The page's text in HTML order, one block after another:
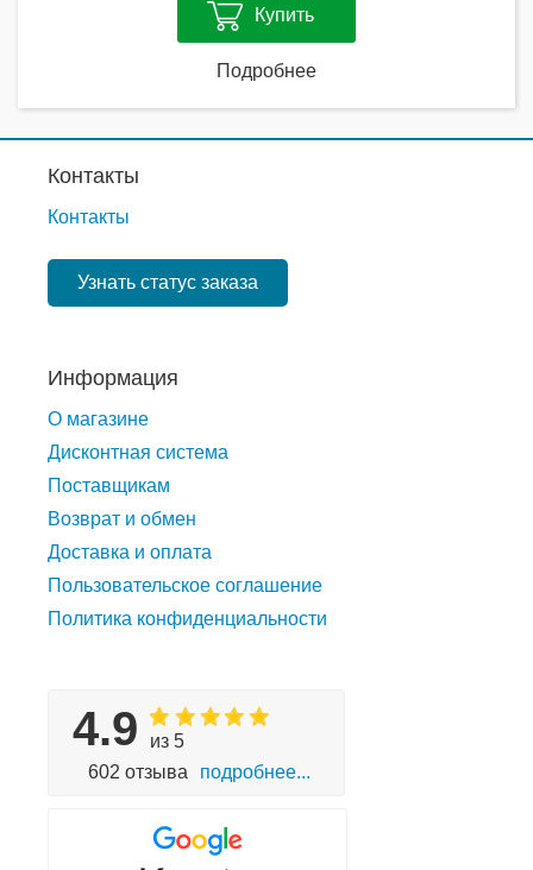
Купить
Подробнее
Контакты
Контакты
Узнать статус заказа
Информация
О магазине
Дисконтная система
Поставщикам
Возврат и обмен
Доставка и оплата
Пользовательское соглашение
Политика конфиденциальности
4.9
из 5
602 отзыва
подробнее...